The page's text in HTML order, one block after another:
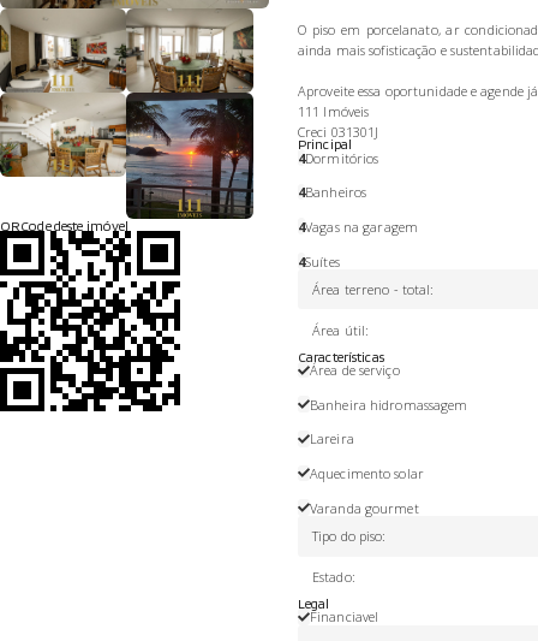
QRCode deste imóvel
O piso em porcelanato, ar
ainda mais sofisticação e
Aproveite essa oportunidade e agende
111 Imóveis
Creci 031301J
Principal
4Dormitórios
4Banheiros
4Vagas na garagem
4Suítes
Área terreno - total:
Área útil:
Características
Área de serviço
Banheira hidromassagem
Lareira
Aquecimento solar
Varanda gourmet
Tipo do piso:
Estado:
Legal
Financiavel